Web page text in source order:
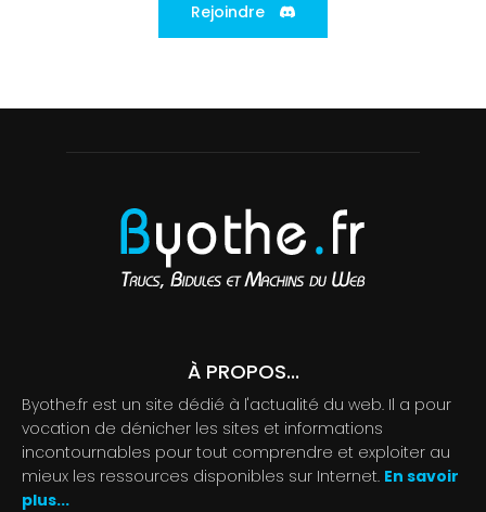
Rejoindre
À PROPOS...
Byothe.fr est un site dédié à l'actualité du web. Il a pour
vocation de dénicher les sites et informations
incontournables pour tout comprendre et exploiter au
mieux les ressources disponibles sur Internet. En savoir
plus...